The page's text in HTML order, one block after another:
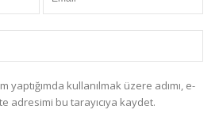
kullanılmak üzere adımı, e-
adresimi bu tarayıcıya kaydet.